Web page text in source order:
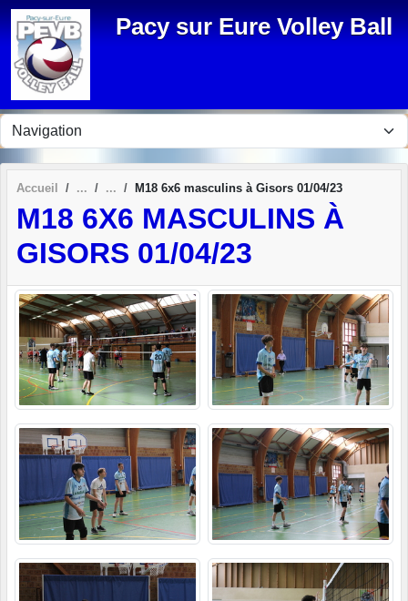
Pacy sur Eure Volley Ball
Accueil M18 6x6 masculins à Gisors 01/04/23
M18 6X6 MASCULINS À
GISORS 01/04/23
Panneau de gestion des cookies